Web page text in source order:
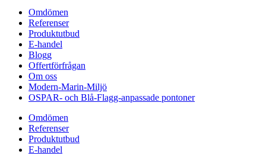
Omdömen
Referenser
Produktutbud
E-handel
Blogg
Offertförfrågan
Om oss
Modern-Marin-Miljö
OSPAR- och Blå-Flagg-anpassade pontoner
Omdömen
Referenser
Produktutbud
E-handel